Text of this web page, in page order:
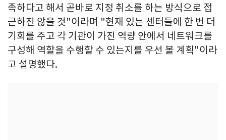
족하다고 해서 곧바로 지정 취소를 하는 방식으로 접
근하진 않을 것"이라며 "현재 있는 센터들에 한 번 더
기회를 주고 각 기관이 가진 역량 안에서 네트워크를
구성해 역할을 수행할 수 있는지를 우선 볼 계획"이라
고 설명했다.